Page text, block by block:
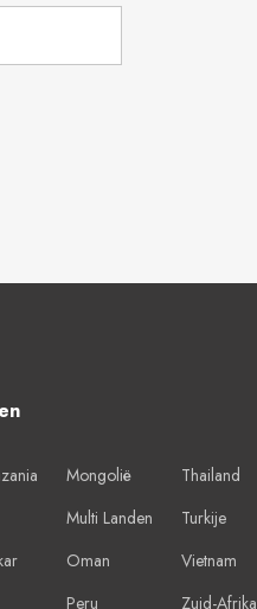
Mongolië
Multi Landen
Oman
Peru
Thailand
Turkije
Vietnam
Zuid-Afrika